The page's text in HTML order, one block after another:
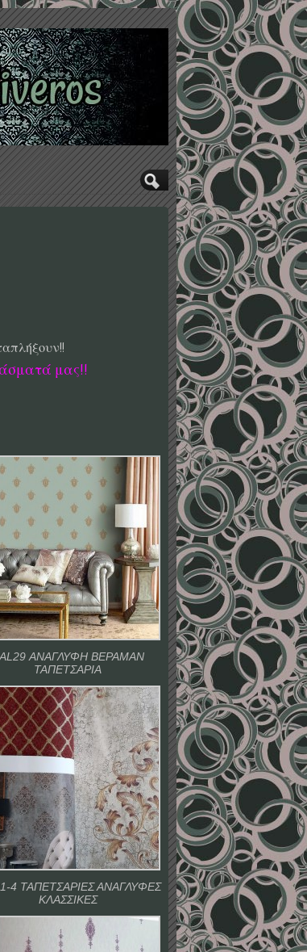
μας!!
ΑΝΑΓΛΥΦΗ ΒΕΡΑΜΑΝ
ΤΑΠΕΤΣΑΡΙΑ
4 ΤΑΠΕΤΣΑΡΙΕΣ ΑΝΑΓΛΥΦΕΣ
ΚΛΑΣΣΙΚΕΣ